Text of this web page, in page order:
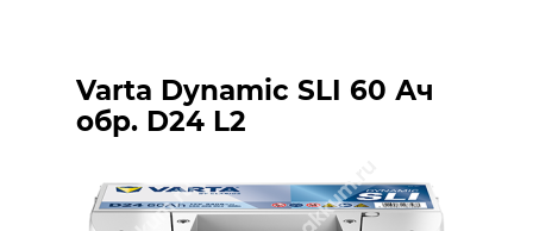
Varta Dynamic SLI 60 Ач
обр. D24 L2